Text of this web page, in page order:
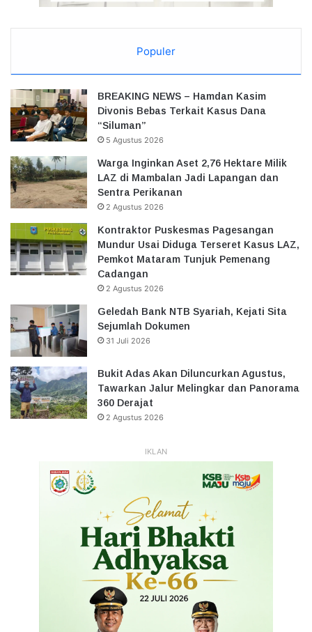
Populer
BREAKING NEWS – Hamdan Kasim
Divonis Bebas Terkait Kasus Dana
“Siluman”
5 Agustus 2026
Warga Inginkan Aset 2,76 Hektare Milik
LAZ di Mambalan Jadi Lapangan dan
Sentra Perikanan
2 Agustus 2026
Kontraktor Puskesmas Pagesangan
Mundur Usai Diduga Terseret Kasus LAZ,
Pemkot Mataram Tunjuk Pemenang
Cadangan
2 Agustus 2026
Geledah Bank NTB Syariah, Kejati Sita
Sejumlah Dokumen
31 Juli 2026
Bukit Adas Akan Diluncurkan Agustus,
Tawarkan Jalur Melingkar dan Panorama
360 Derajat
2 Agustus 2026
IKLAN